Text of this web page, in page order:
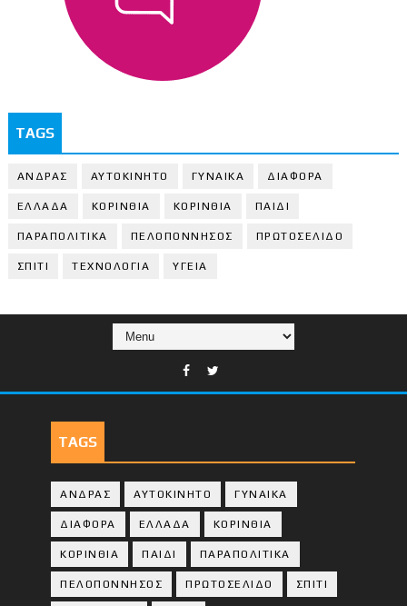
TAGS
ΑΝΔΡΑΣ ΑΥΤΟΚΙΝΗΤΟ ΓΥΝΑΙΚΑ ΔΙΑΦΟΡΑ
ΕΛΛΑΔΑ ΚΟΡΙΝΘΙΑ ΚΟΡΙΝΘΙA ΠΑΙΔΙ
ΠΑΡΑΠΟΛΙΤΙΚΑ ΠΕΛΟΠΟΝΝΗΣΟΣ ΠΡΩΤΟΣΕΛΙΔΟ
ΣΠΙΤΙ ΤΕΧΝΟΛΟΓΙΑ ΥΓΕΙΑ
TAGS
ΑΝΔΡΑΣ ΑΥΤΟΚΙΝΗΤΟ ΓΥΝΑΙΚΑ
ΔΙΑΦΟΡΑ ΕΛΛΑΔΑ ΚΟΡΙΝΘΙΑ
ΚΟΡΙΝΘΙA ΠΑΙΔΙ ΠΑΡΑΠΟΛΙΤΙΚΑ
ΠΕΛΟΠΟΝΝΗΣΟΣ ΠΡΩΤΟΣΕΛΙΔΟ ΣΠΙΤΙ